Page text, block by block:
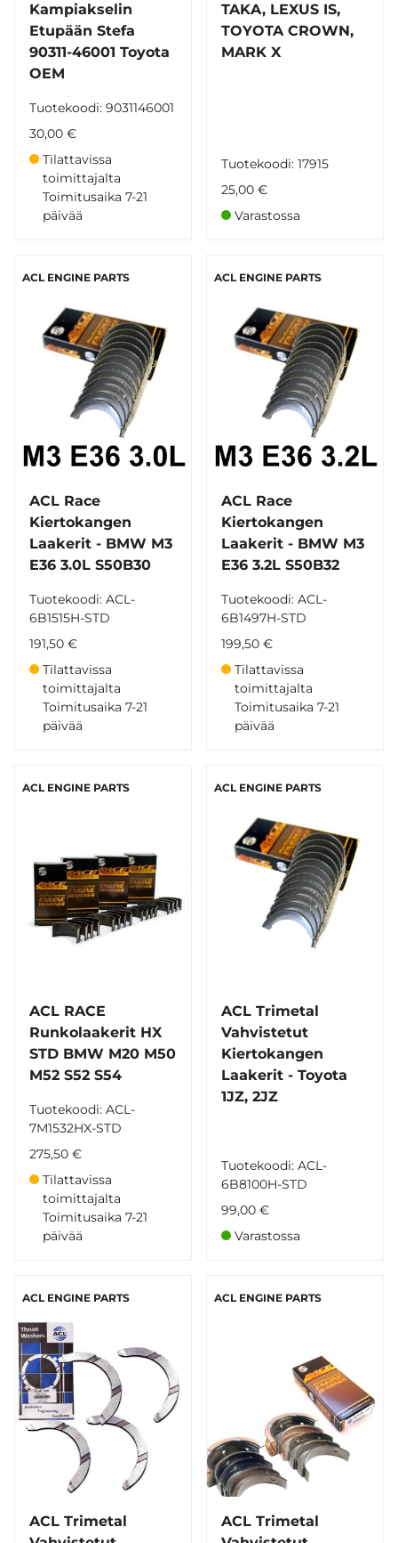
Kampiakselin
Etupään Stefa
90311-46001 Toyota
OEM
Tuotekoodi: 9031146001
30,00 €
Tilattavissa
toimittajalta
Toimitusaika 7-21
päivää
TAKA, LEXUS IS,
TOYOTA CROWN,
MARK X
Tuotekoodi: 17915
25,00 €
Varastossa
ACL ENGINE PARTS
ACL Race
Kiertokangen
Laakerit - BMW M3
E36 3.0L S50B30
Tuotekoodi: ACL-
6B1515H-STD
191,50 €
Tilattavissa
toimittajalta
Toimitusaika 7-21
päivää
ACL ENGINE PARTS
ACL Race
Kiertokangen
Laakerit - BMW M3
E36 3.2L S50B32
Tuotekoodi: ACL-
6B1497H-STD
199,50 €
Tilattavissa
toimittajalta
Toimitusaika 7-21
päivää
ACL ENGINE PARTS
ACL RACE
Runkolaakerit HX
STD BMW M20 M50
M52 S52 S54
Tuotekoodi: ACL-
7M1532HX-STD
275,50 €
Tilattavissa
toimittajalta
Toimitusaika 7-21
päivää
ACL ENGINE PARTS
ACL Trimetal
Vahvistetut
Kiertokangen
Laakerit - Toyota
1JZ, 2JZ
Tuotekoodi: ACL-
6B8100H-STD
99,00 €
Varastossa
ACL ENGINE PARTS
ACL Trimetal
ACL ENGINE PARTS
ACL Trimetal